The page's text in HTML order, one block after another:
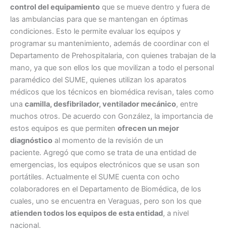
control del equipamiento que se mueve dentro y fuera de
las ambulancias para que se mantengan en óptimas
condiciones. Esto le permite evaluar los equipos y
programar su mantenimiento, además de coordinar con el
Departamento de Prehospitalaria, con quienes trabajan de la
mano, ya que son ellos los que movilizan a todo el personal
paramédico del SUME, quienes utilizan los aparatos
médicos que los técnicos en biomédica revisan, tales como
una camilla, desfibrilador, ventilador mecánico, entre
muchos otros. De acuerdo con González, la importancia de
estos equipos es que permiten ofrecen un mejor
diagnóstico al momento de la revisión de un
paciente. Agregó que como se trata de una entidad de
emergencias, los equipos electrónicos que se usan son
portátiles. Actualmente el SUME cuenta con ocho
colaboradores en el Departamento de Biomédica, de los
cuales, uno se encuentra en Veraguas, pero son los que
atienden todos los equipos de esta entidad, a nivel
nacional.